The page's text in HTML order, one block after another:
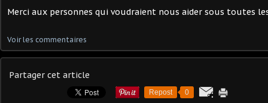
Merci aux personnes qui voudraient nous aider sous toutes
Voir les commentaires
Partager cet article
Repost 0